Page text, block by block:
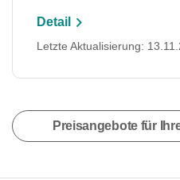
Detail
Letzte Aktualisierung:
Preisangebote für